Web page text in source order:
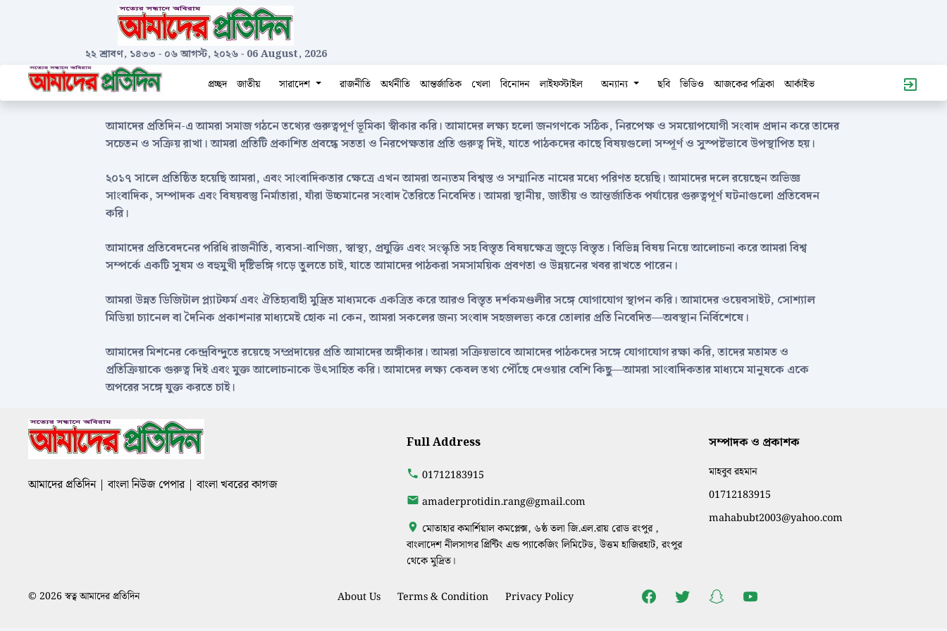
২২ শ্রাবণ, ১৪৩৩ - ০৬ আগস্ট, ২০২৬- 06 August, 2026
প্রচ্ছদ
জাতীয় সারাদেশ রাজনীতি অর্থনীতি আন্তর্জাতিক খেলা বিনোদন লাইফস্টাইল অন্যান্য ছবি ভিডিও আজকের পত্রিকা আর্কাইভ
আমাদের প্রতিদিন-এ আমরা সমাজ গঠনে তথ্যের গুরুত্বপূর্ণ ভূমিকা স্বীকার করি। আমাদের লক্ষ্য হলো জনগণকে সঠিক, নিরপেক্ষ ও সময়োপযোগী সংবাদ প্রদান করে তাদের
সচেতন ও সক্রিয় রাখা। আমরা প্রতিটি প্রকাশিত প্রবন্ধে সততা ও নিরপেক্ষতার প্রতি গুরুত্ব দিই, যাতে পাঠকদের কাছে বিষয়গুলো সম্পূর্ণ ও সুস্পষ্টভাবে উপস্থাপিত হয়।
২০১৭ সালে প্রতিষ্ঠিত হয়েছি আমরা, এবং সাংবাদিকতার ক্ষেত্রে এখন আমরা অন্যতম বিশ্বস্ত ও সম্মানিত নামের মধ্যে পরিণত হয়েছি। আমাদের দলে রয়েছেন অভিজ্ঞ
সাংবাদিক, সম্পাদক এবং বিষয়বস্তু নির্মাতারা, যাঁরা উচ্চমানের সংবাদ তৈরিতে নিবেদিত। আমরা স্থানীয়, জাতীয় ও আন্তর্জাতিক পর্যায়ের গুরুত্বপূর্ণ ঘটনাগুলো প্রতিবেদন
করি।
আমাদের প্রতিবেদনের পরিধি রাজনীতি, ব্যবসা-বাণিজ্য, স্বাস্থ্য, প্রযুক্তি এবং সংস্কৃতি সহ বিস্তৃত বিষয়ক্ষেত্র জুড়ে বিস্তৃত। বিভিন্ন বিষয় নিয়ে আলোচনা করে আমরা বিশ্ব
সম্পর্কে একটি সুষম ও বহুমুখী দৃষ্টিভঙ্গি গড়ে তুলতে চাই, যাতে আমাদের পাঠকরা সমসাময়িক প্রবণতা ও উন্নয়নের খবর রাখতে পারেন।
আমরা উন্নত ডিজিটাল প্ল্যাটফর্ম এবং ঐতিহ্যবাহী মুদ্রিত মাধ্যমকে একত্রিত করে আরও বিস্তৃত দর্শকমণ্ডলীর সঙ্গে যোগাযোগ স্থাপন করি। আমাদের ওয়েবসাইট, সোশ্যাল
মিডিয়া চ্যানেল বা দৈনিক প্রকাশনার মাধ্যমেই হোক না কেন, আমরা সকলের জন্য সংবাদ সহজলভ্য করে তোলার প্রতি নিবেদিত—অবস্থান নির্বিশেষে।
আমাদের মিশনের কেন্দ্রবিন্দুতে রয়েছে সম্প্রদায়ের প্রতি আমাদের অঙ্গীকার। আমরা সক্রিয়ভাবে আমাদের পাঠকদের সঙ্গে যোগাযোগ রক্ষা করি, তাদের মতামত ও
প্রতিক্রিয়াকে গুরুত্ব দিই এবং মুক্ত আলোচনাকে উৎসাহিত করি। আমাদের লক্ষ্য কেবল তথ্য পৌঁছে দেওয়ার বেশি কিছু—আমরা সাংবাদিকতার মাধ্যমে মানুষকে একে
অপরের সঙ্গে যুক্ত করতে চাই।
আমাদের প্রতিদিন | বাংলা নিউজ পেপার | বাংলা খবরের কাগজ
Full Address
01712183915
amaderprotidin.rang@gmail.com
মোতাহার কমার্শিয়াল কমপ্লেক্স, ৬ষ্ঠ তলা জি.এল.রায় রোড রংপুর ,
বাংলাদেশ নীলসাগর প্রিন্টিং এন্ড প্যাকেজিং লিমিটেড, উত্তম হাজিরহাট, রংপুর
থেকে মুদ্রিত।
সম্পাদক ও প্রকাশক
মাহবুব রহমান
01712183915
mahabubt2003@yahoo.com
© 2026 স্বত্ব আমাদের প্রতিদিন About Us Terms & Condition Privacy Policy